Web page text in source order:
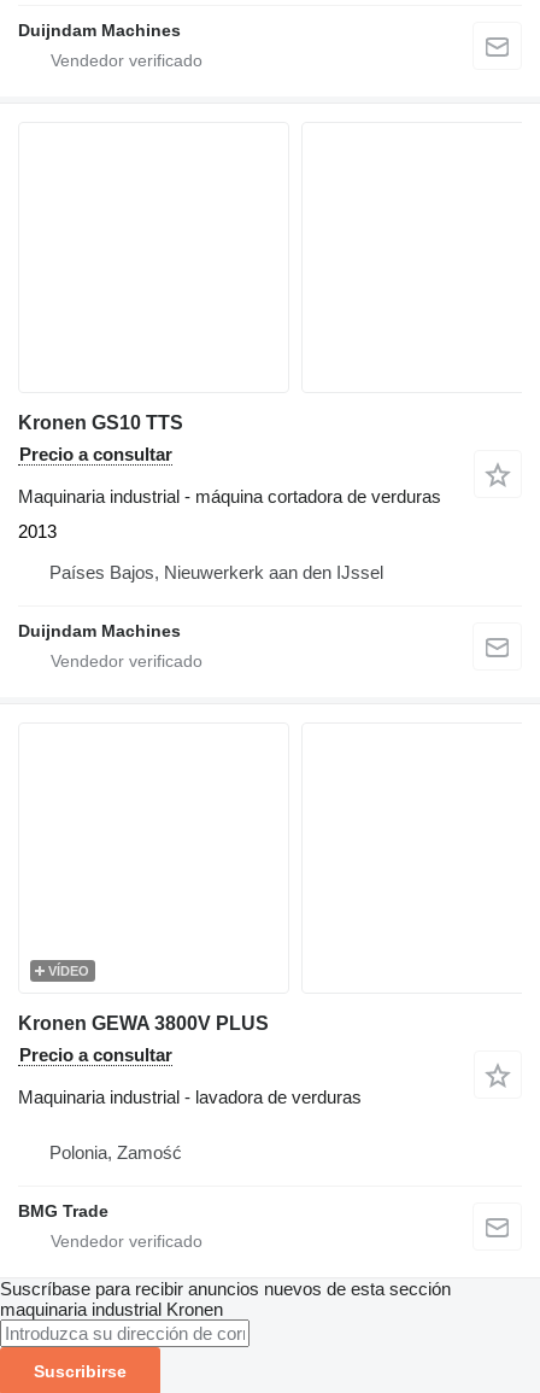
Duijndam Machines
Kronen GS10 TTS
Precio a consultar
Maquinaria industrial - máquina cortadora de verduras
2013
Países Bajos, Nieuwerkerk aan den IJssel
Duijndam Machines
VÍDEO
Kronen GEWA 3800V PLUS
Precio a consultar
Maquinaria industrial - lavadora de verduras
Polonia, Zamość
BMG Trade
Suscríbase para recibir anuncios nuevos de esta sección
maquinaria industrial Kronen
Suscribirse